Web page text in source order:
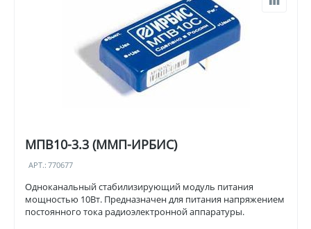
МПВ10-3.3 (ММП-ИРБИС)
АРТ.: 770677
Одноканальный стабилизирующий модуль питания
мощностью 10Вт. Предназначен для питания напряжением
постоянного тока радиоэлектронной аппаратуры.